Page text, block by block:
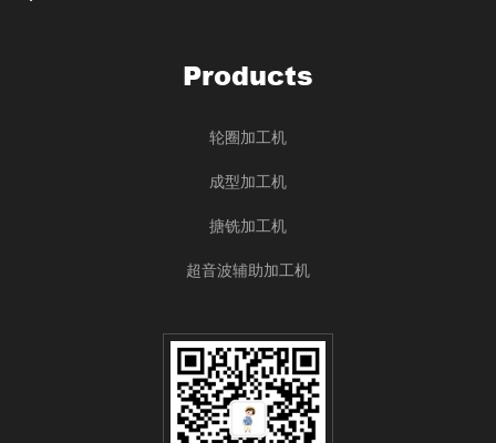
Products
轮圈加工机
成型加工机
搪铣加工机
超音波辅助加工机